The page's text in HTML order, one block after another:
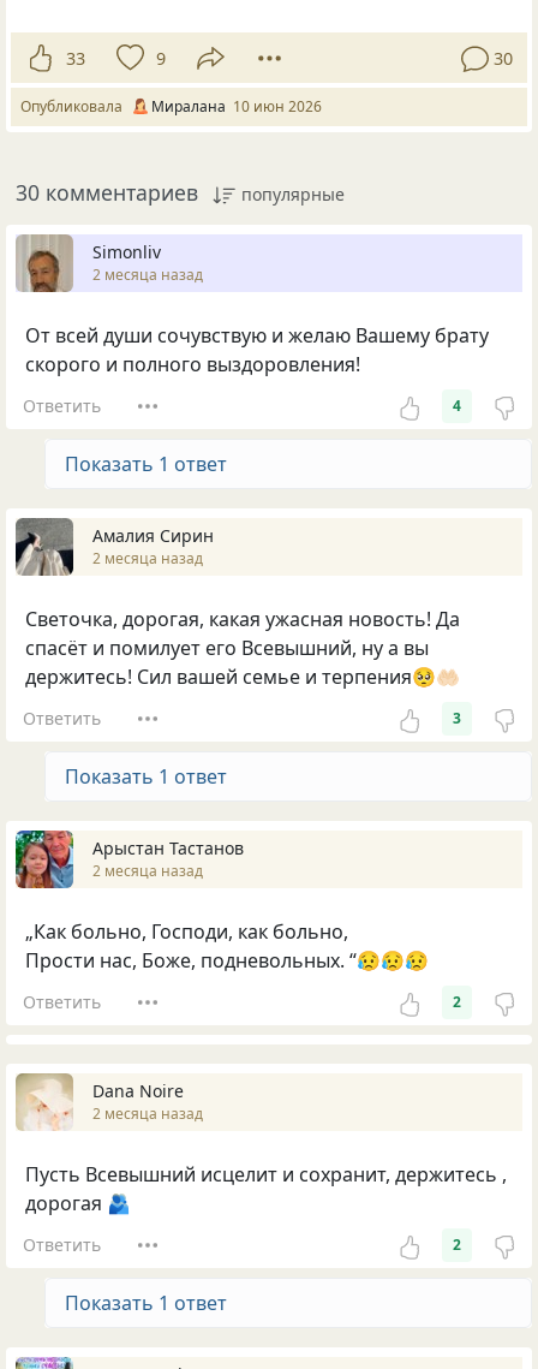
33 9 30
Опубликовала Миралана 10 июн 2026
30 комментариев популярные
Simonliv
2 месяца назад
От всей души сочувствую и желаю Вашему брату
скорого и полного выздоровления!
Ответить 4
Показать 1 ответ
Амалия Сирин
2 месяца назад
Светочка, дорогая, какая ужасная новость! Да
спасёт и помилует его Всевышний, ну а вы
держитесь! Сил вашей семье и терпения🥺🤲🏻
Ответить 3
Показать 1 ответ
Арыстан Тастанов
2 месяца назад
„Как больно, Господи, как больно,
Прости нас, Боже, подневольных. “😥😥😥
Ответить 2
Dana Noire
2 месяца назад
Пусть Всевышний исцелит и сохранит, держитесь ,
дорогая 🫂
Ответить 2
Показать 1 ответ